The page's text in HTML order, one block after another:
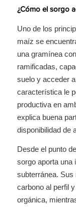
¿Cómo el sorgo
Uno de los
maíz se
una gramínea
ramificadas,
suelo y acceder
característica le
productiva en
explica buena
disponibilidad de
Desde el punto
sorgo aporta una
subterránea.
carbono al perfil
orgánica,